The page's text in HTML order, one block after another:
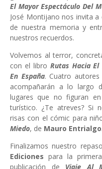
El Mayor Espectáculo Del
José Montijano nos invita
de nuestra memoria y
nuestros recuerdos.
Volvemos al terror,
con el libro Rutas Hacia
En España. Cuatro
acompañarán a lo largo
lugares que no figuran
turístico. ¿Te atreves? Si
risas con el cómic para
Miedo, de Mauro Entrialgo
Finalizamos nuestro
Ediciones para la
publicación de Viaje Al